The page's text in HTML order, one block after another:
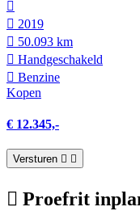
2019
50.093 km
Hand­geschakeld
Benzine
Kopen
€ 12.345,-
Versturen
Proefrit